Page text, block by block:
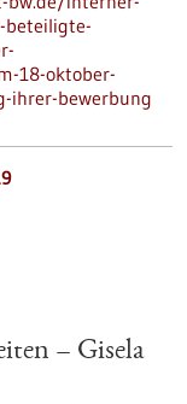
beteiligte-
18-oktober-
ihrer-bewerbung
– Gisela